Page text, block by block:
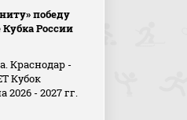
победу
России
Краснодар -
Кубок
2026 - 2027 гг.